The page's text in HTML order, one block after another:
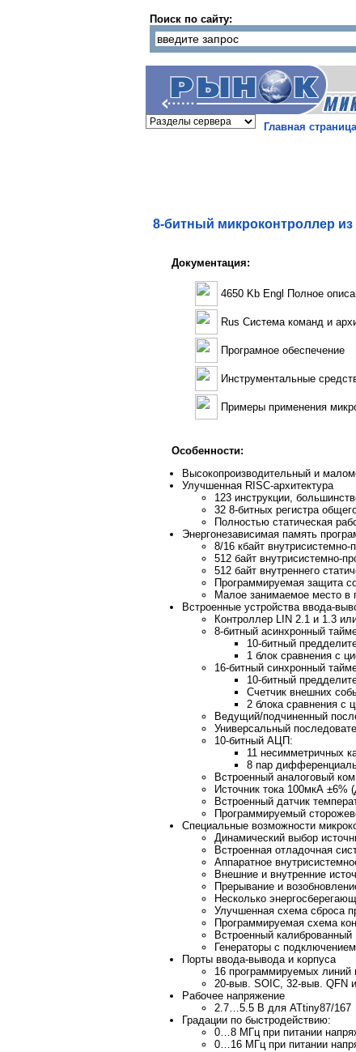
Поиск по сайту:
Главная страница
8-битный микроконтроллер
Документация:
4650 Kb Engl Полное
Rus Система команд и
Програмное обеспечение
Инструментальные
Примеры применения
Особенности:
Высокопроизводительный и
Улучшенная RISC-архитектура
123 инструкции,
32 8-битных регистра
Полностью статическая
Энергонезависимая память
8/16 кбайт
512 байт внутрисистемно-
512 байт внутреннего
Программируемая защита
Малое занимаемое место в
Встроенные устройства ввода-
Контроллер LIN 2.1 и 1.3
8-битный асинхронный
10-битный
1 блок сравнения с
16-битный синхронный
10-битный
Счетчик внешних
2 блока сравнения
Ведущий/подчиненный
Универсальный
10-битный АЦП:
11 несимметричных
8 пар
Встроенный аналоговый
Источник тока 100мкА ±6%
Встроенный датчик
Программируемый
Специальные возможности
Динамический выбор
Встроенная отладочная
Аппаратное
Внешние и внутренние
Прерывание и
Несколько
Улучшенная схема сброса
Программируемая схема
Встроенный
Генераторы с
Порты ввода-вывода и корпуса
16 программируемых линий
20-выв. SOIC, 32-выв. QFN
Рабочее напряжение
2.7…5.5 В для ATtiny87/167
Градации по быстродействию:
0…8 МГц при питании
0…16 МГц при питании